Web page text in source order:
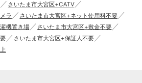
さいたま市大宮区+CATV
ラ
さいたま市大宮区+ネット使用料不要
機置き場
さいたま市大宮区+敷金不要
さいたま市大宮区+保証人不要